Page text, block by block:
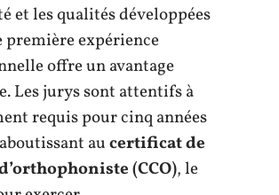
et les qualités développées
première expérience
offre un avantage
Les jurys sont attentifs à
requis pour cinq années
aucertificat de
(CCO), le